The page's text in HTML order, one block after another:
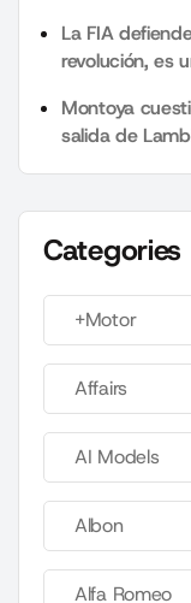
La FIA
revolución, es
Montoya
salida de
Categories
+Motor
Affairs
AI Models
Albon
Alfa Romeo